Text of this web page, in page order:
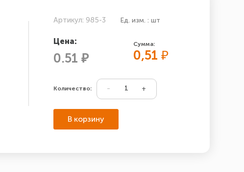
Артикул: 985-3 Ед. изм. : шт
Цена:
0.51 ₽
Сумма:
0,51₽
Количество:
В корзину